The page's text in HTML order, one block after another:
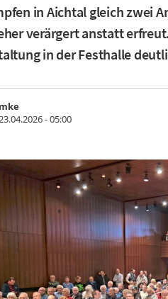
in Aichtal gleich zwei
verärgert anstatt
in der Festhalle
- 05:00